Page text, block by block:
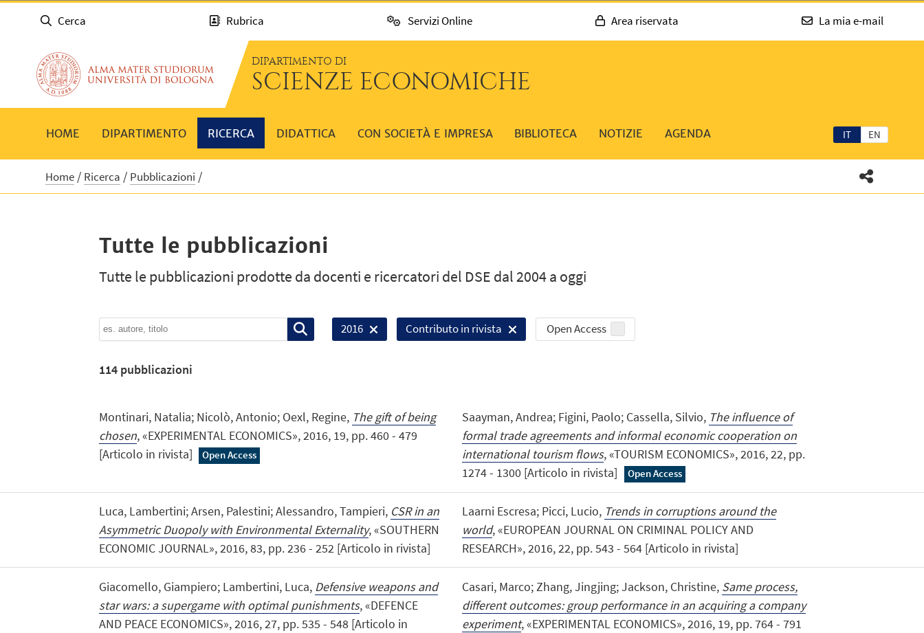
Cerca Rubrica Servizi Online Area riservata La mia e-mail
DIPARTIMENTO DI
SCIENZE ECONOMICHE
IT EN
HOME DIPARTIMENTO RICERCA DIDATTICA CON SOCIETÀ E IMPRESA BIBLIOTECA NOTIZIE AGENDA
Home Ricerca Pubblicazioni
Tutte le pubblicazioni
Tutte le pubblicazioni prodotte da docenti e ricercatori del DSE dal 2004 a oggi
2016 Contributo in rivista Open Access
114pubblicazioni
Montinari, Natalia; Nicolò, Antonio; Oexl, Regine, The gift of being
chosen, «EXPERIMENTAL ECONOMICS», 2016, 19, pp. 460 - 479
[Articolo in rivista]
Open Access
Saayman, Andrea; Figini, Paolo; Cassella, Silvio, The influence of
formal trade agreements and informal economic cooperation on
international tourism flows, «TOURISM ECONOMICS», 2016, 22, pp.
1274 - 1300 [Articolo in rivista]
Open Access
Luca, Lambertini; Arsen, Palestini; Alessandro, Tampieri, CSR in an
Asymmetric Duopoly with Environmental Externality, «SOUTHERN
ECONOMIC JOURNAL», 2016, 83, pp. 236 - 252 [Articolo in rivista]
Laarni Escresa; Picci, Lucio, Trends in corruptions around the
world, «EUROPEAN JOURNAL ON CRIMINAL POLICY AND
RESEARCH», 2016, 22, pp. 543 - 564 [Articolo in rivista]
Giacomello, Giampiero; Lambertini, Luca, Defensive weapons and
star wars: a supergame with optimal punishments, «DEFENCE
AND PEACE ECONOMICS», 2016, 27, pp. 535 - 548 [Articolo in
Casari, Marco; Zhang, Jingjing; Jackson, Christine, Same process,
different outcomes: group performance in an acquiring a company
experiment, «EXPERIMENTAL ECONOMICS», 2016, 19, pp. 764 - 791